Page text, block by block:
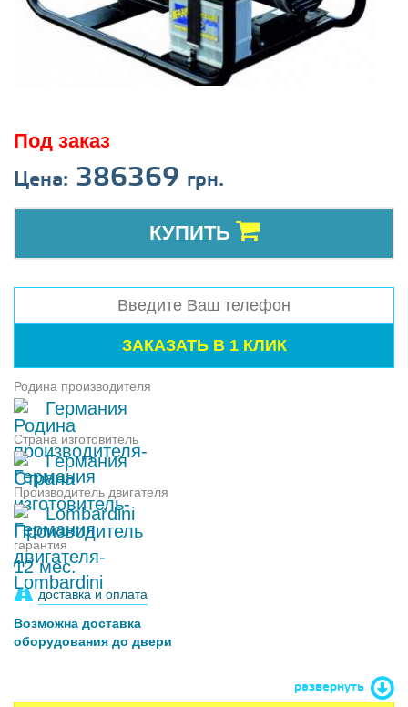
Под заказ
Цена: 386369 грн.
КУПИТЬ
Родина производителя
Германия
Страна изготовитель
Германия
Производитель двигателя
Lombardini
гарантия
12 мес.
доставка и оплата
Возможна доставка
оборудования до двери
развернуть